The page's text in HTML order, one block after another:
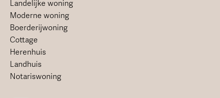
Landelijke woning
Moderne woning
Boerderijwoning
Cottage
Herenhuis
Landhuis
Notariswoning